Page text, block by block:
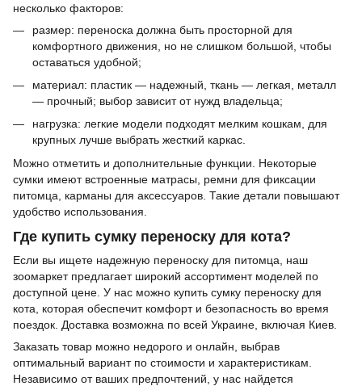
несколько факторов:
размер: переноска должна быть просторной для
комфортного движения, но не слишком большой, чтобы
оставаться удобной;
материал: пластик — надежный, ткань — легкая, металл
— прочный; выбор зависит от нужд владельца;
нагрузка: легкие модели подходят мелким кошкам, для
крупных лучше выбрать жесткий каркас.
Можно отметить и дополнительные функции. Некоторые
сумки имеют встроенные матрасы, ремни для фиксации
питомца, карманы для аксессуаров. Такие детали повышают
удобство использования.
Где купить сумку переноску для кота?
Если вы ищете надежную переноску для питомца, наш
зоомаркет предлагает широкий ассортимент моделей по
доступной цене. У нас можно купить сумку переноску для
кота, которая обеспечит комфорт и безопасность во время
поездок. Доставка возможна по всей Украине, включая Киев.
Заказать товар можно недорого и онлайн, выбрав
оптимальный вариант по стоимости и характеристикам.
Независимо от ваших предпочтений, у нас найдется